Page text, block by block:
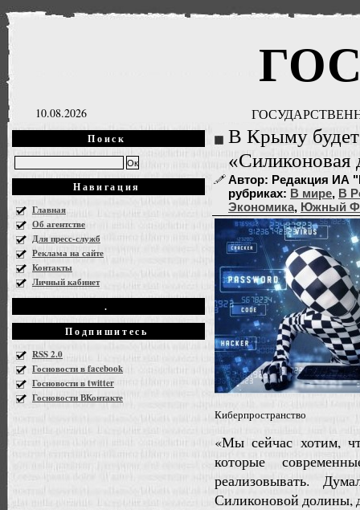
10.08.2026
Поиск
Навигация
Главная
Об агентстве
Для пресс-служб
Реклама на сайте
Контакты
Личный кабинет
.
Подпишитесь
RSS 2.0
Госновости в facebook
Госновости в twitter
Госновости ВКонтакте
В Крыму будет
«Силиконовая
Автор: Редакция ИА
рубриках: В мире, В
Экономика, Южный
Киберпространство
«Мы сейчас хотим,
которые
реализовывать.
Силиконовой долины,